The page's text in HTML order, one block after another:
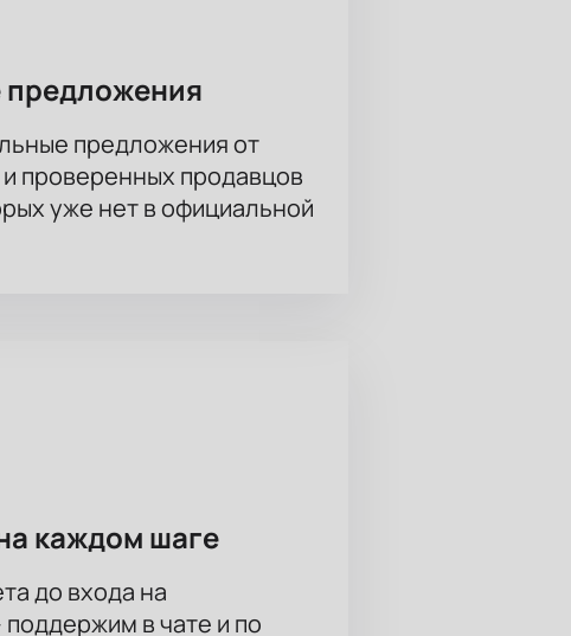
предложения от
проверенных продавцов
уже нет в официальной
каждом шаге
до входа на
в чате и по